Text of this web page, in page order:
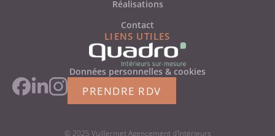
Réalisations
Contact
LIENS UTILES
Données personnelles & cookies
PRENDRE RDV
© 2025 Vuillermet Agencement d’Intérieurs